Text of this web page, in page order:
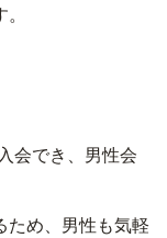
会でき、男性会
ため、男性も気軽